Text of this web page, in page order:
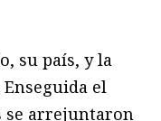
su país, y la
el
se arrejuntaron